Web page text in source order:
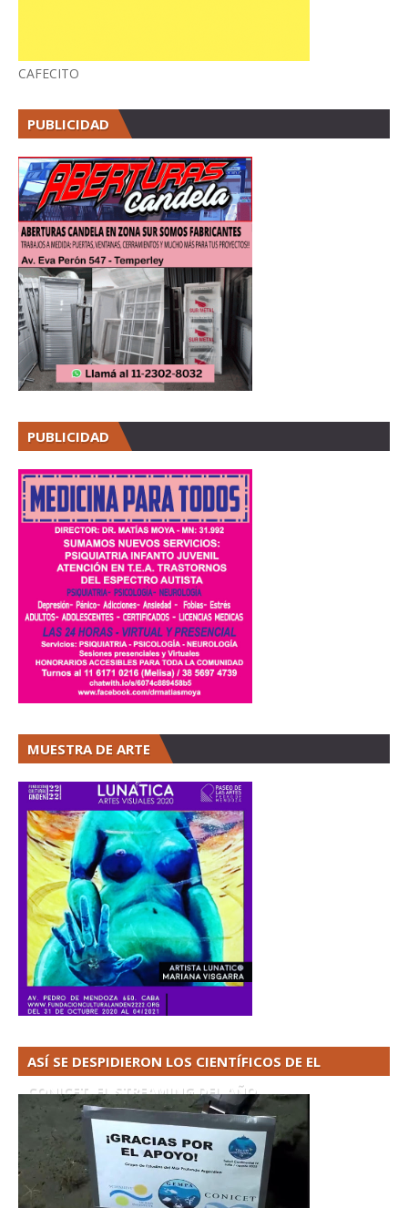
CAFECITO
PUBLICIDAD
PUBLICIDAD
MUESTRA DE ARTE
ASÍ SE DESPIDIERON LOS CIENTÍFICOS DE EL
CONICET. EL STREAMING DEL AÑO